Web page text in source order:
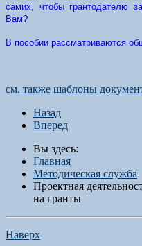
самих, чтобы грантодателю
Вам?
В пособии рассматриваются
см. также шаблоны
Назад
Вперед
Вы здесь:
Главная
Методическая служба
Проектная
на гранты
Наверх